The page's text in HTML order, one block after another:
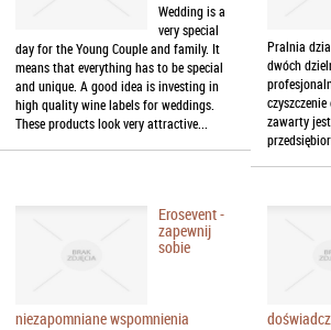
Wedding is a
very special
day for the Young Couple and family. It
means that everything has to be special
and unique. A good idea is investing in
high quality wine labels for weddings.
These products look very attractive...
Pralnia
dwóch
zawarty
Erosevent -
zapewnij
sobie
niezapomniane wspomnienia